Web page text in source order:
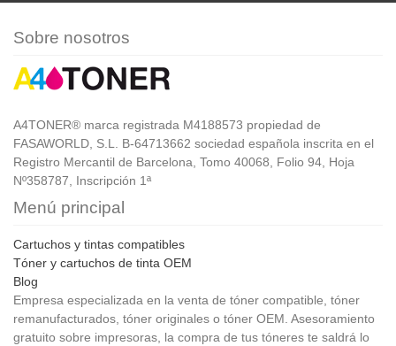
Sobre nosotros
A4TONER® marca registrada M4188573 propiedad de
FASAWORLD, S.L. B-64713662 sociedad española inscrita en el
Registro Mercantil de Barcelona, Tomo 40068, Folio 94, Hoja
Nº358787, Inscripción 1ª
Menú principal
Cartuchos y tintas compatibles
Tóner y cartuchos de tinta OEM
Blog
Empresa especializada en la venta de tóner compatible, tóner
remanufacturados, tóner originales o tóner OEM. Asesoramiento
gratuito sobre impresoras, la compra de tus tóneres te saldrá lo